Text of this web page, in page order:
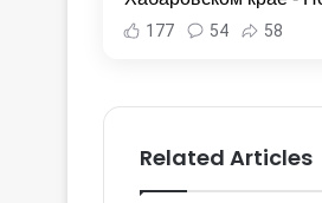
Хабаровска и
края
177 54 58
Related Articles